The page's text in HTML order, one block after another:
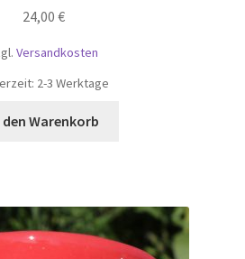
24,00 €
Versandkosten
2-3 Werktage
den Warenkorb